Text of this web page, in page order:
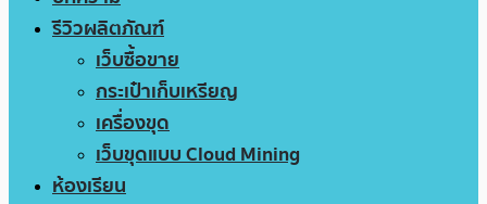
รีวิวผลิตภัณฑ์
เว็บซื้อขาย
กระเป๋าเก็บเหรียญ
เครื่องขุด
เว็บขุดแบบ Cloud Mining
ห้องเรียน